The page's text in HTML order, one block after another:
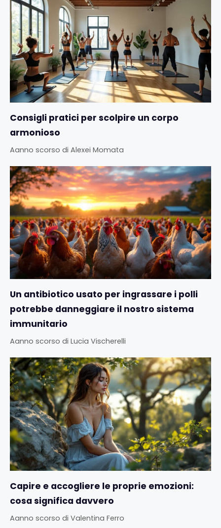
Consigli pratici per scolpire un corpo
armonioso
Aanno scorso di Alexei Momata
Un antibiotico usato per ingrassare i polli
potrebbe danneggiare il nostro sistema
immunitario
Aanno scorso di Lucia Vischerelli
Capire e accogliere le proprie emozioni:
cosa significa davvero
Aanno scorso di Valentina Ferro